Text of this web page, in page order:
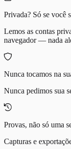
Privada? Só se você
Lemos as contas
navegador — nada
Nunca tocamos na
Nunca pedimos sua
Provas, não só uma
Capturas e